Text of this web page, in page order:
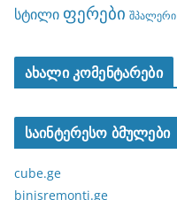
სტილი ფერები შპალერი
ახალი კომენტარები
საინტერესო ბმულები
cube.ge
binisremonti.ge